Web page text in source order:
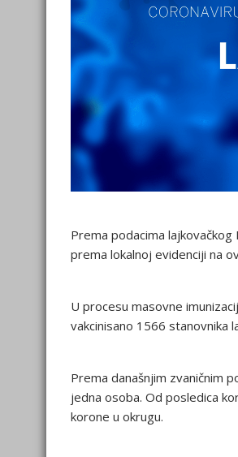
Prema podacima
prema lokalnoj evidenciji na
U procesu masovne
vakcinisano 1566 stanovnika
Prema današnjim zvaničnim
jedna osoba. Od posledica
korone u okrugu.